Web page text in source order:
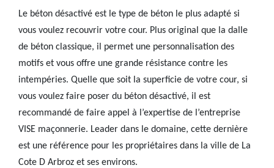
Le béton désactivé est le type de béton le plus adapté si
vous voulez recouvrir votre cour. Plus original que la dalle
de béton classique, il permet une personnalisation des
motifs et vous offre une grande résistance contre les
intempéries. Quelle que soit la superficie de votre cour, si
vous voulez faire poser du béton désactivé, il est
recommandé de faire appel à l’expertise de l’entreprise
VISE maçonnerie. Leader dans le domaine, cette dernière
est une référence pour les propriétaires dans la ville de La
Cote D Arbroz et ses environs.